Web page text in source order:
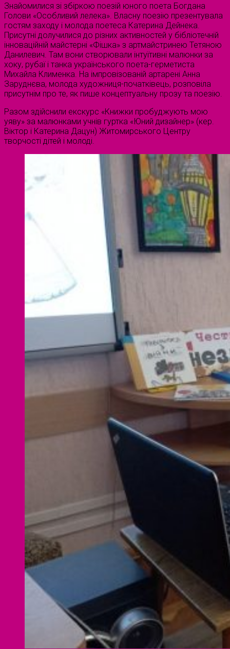
Знайомилися зі збіркою поезій юного поета Богдана
Голови «Особливий лелека». Власну поезію презентувала
гостям заходу і молода поетеса Катерина Дейнека.
Присутні долучилися до різних активностей у бібліотечній
інноваційній майстерні «Фішка» з артмайстринею Тетяною
Данилевич. Там вони створювали інтуїтивні малюнки за
хоку, рубаї і танка українського поета-герметиста
Михайла Клименка. На імпровізованій артарені Анна
Заруднєва, молода художниця-початківець, розповіла
присутнім про те, як пише концептуальну прозу та поезію.
Разом здійснили екскурс «Книжки пробуджують мою
уяву» за малюнками учнів гуртка «Юний дизайнер» (кер.
Віктор і Катерина Дацун) Житомирського Центру
творчості дітей і молоді.